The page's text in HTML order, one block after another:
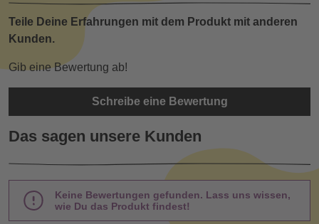
Teile Deine Erfahrungen mit dem Produkt mit anderen
Kunden.
Gib eine Bewertung ab!
Schreibe eine Bewertung
Das sagen unsere Kunden
Keine Bewertungen gefunden. Lass uns wissen,
wie Du das Produkt findest!